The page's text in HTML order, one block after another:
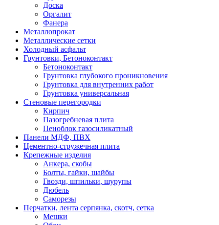
Доска
Оргалит
Фанера
Металлопрокат
Металлические сетки
Холодный асфальт
Грунтовки, Бетоноконтакт
Бетоноконтакт
Грунтовка глубокого проникновения
Грунтовка для внутренних работ
Грунтовка универсальная
Стеновые перегородки
Кирпич
Пазогребневая плита
Пеноблок газосиликатный
Панели МДФ, ПВХ
Цементно-стружечная плита
Крепежные изделия
Анкера, скобы
Болты, гайки, шайбы
Гвозди, шпильки, шурупы
Дюбель
Саморезы
Перчатки, лента серпянка, скотч, сетка
Мешки